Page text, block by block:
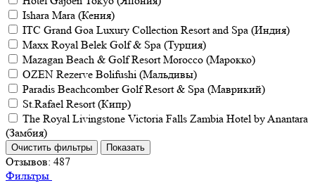
Ishara Mara (Кения)
ITC Grand Goa Luxury Collection Resort and Spa (Индия)
Maxx Royal Belek Golf & Spa (Турция)
Mazagan Beach & Golf Resort Morocco (Марокко)
OZEN Rezerve Bolifushi (Мальдивы)
Paradis Beachcomber Golf Resort & Spa (Маврикий)
St.Rafael Resort (Кипр)
The Royal Livingstone Victoria Falls Zambia Hotel by Anantara
(Замбия)
Отзывов: 487
Фильтры